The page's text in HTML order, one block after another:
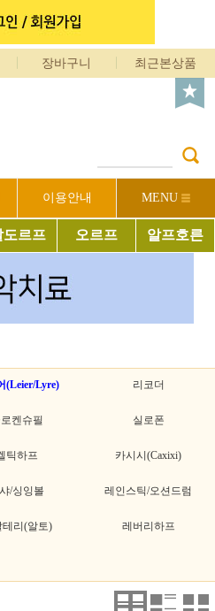
장바구니 최근본상품
이용안내 MENU
도르프 오르프 알프호른
(Leier/Lyre) 리코더
켄슈필 실로폰
틱하프 카시시(Caxixi)
/싱잉볼 레인스틱/오션드럼
테리(알토) 레버리하프